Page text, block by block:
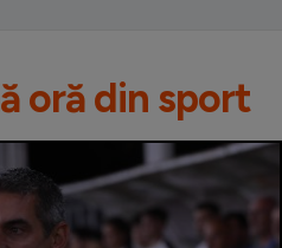
oră din sport